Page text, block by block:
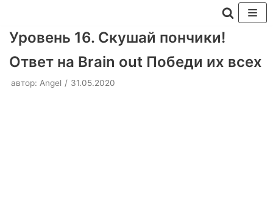
Перейти
содержимому
Уровень 16. Скушай пончики!
Ответ на Brain out Победи их всех
автор: Angel 31.05.2020